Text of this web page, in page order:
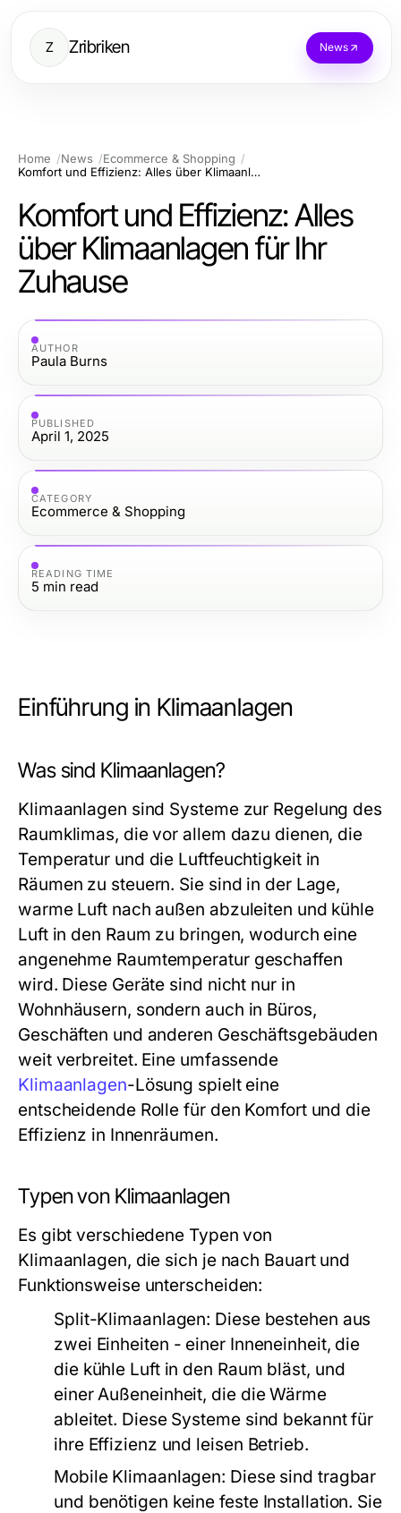
Z Zribriken News
Home News
Ecommerce & Shopping
Komfort und Effizienz: Alles über Klimaanlagen für Ihr Zuhause
Komfort und Effizienz: Alles
über Klimaanlagen für Ihr
Zuhause
AUTHOR
Paula Burns
PUBLISHED
April 1, 2025
CATEGORY
Ecommerce & Shopping
READING TIME
5 min read
Einführung in Klimaanlagen
Was sind Klimaanlagen?
Klimaanlagen sind Systeme zur Regelung des
Raumklimas, die vor allem dazu dienen, die
Temperatur und die Luftfeuchtigkeit in
Räumen zu steuern. Sie sind in der Lage,
warme Luft nach außen abzuleiten und kühle
Luft in den Raum zu bringen, wodurch eine
angenehme Raumtemperatur geschaffen
wird. Diese Geräte sind nicht nur in
Wohnhäusern, sondern auch in Büros,
Geschäften und anderen Geschäftsgebäuden
weit verbreitet. Eine umfassende
Klimaanlagen-Lösung spielt eine
entscheidende Rolle für den Komfort und die
Effizienz in Innenräumen.
Typen von Klimaanlagen
Es gibt verschiedene Typen von
Klimaanlagen, die sich je nach Bauart und
Funktionsweise unterscheiden:
Split-Klimaanlagen: Diese bestehen aus
zwei Einheiten - einer Inneneinheit, die
die kühle Luft in den Raum bläst, und
einer Außeneinheit, die die Wärme
ableitet. Diese Systeme sind bekannt für
ihre Effizienz und leisen Betrieb.
Mobile Klimaanlagen: Diese sind tragbar
und benötigen keine feste Installation. Sie